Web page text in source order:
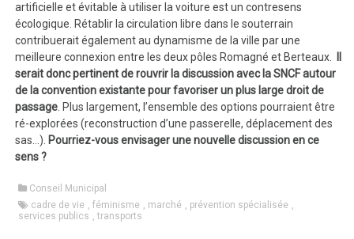
artificielle et évitable à utiliser la voiture est un contresens
écologique. Rétablir la circulation libre dans le souterrain
contribuerait également au dynamisme de la ville par une
meilleure connexion entre les deux pôles Romagné et Berteaux.
serait donc pertinent de rouvrir la discussion avec la SNCF autour
de la convention existante pour favoriser un plus large droit de
passage . Plus largement, l’ensemble des options pourraient être
ré-explorées (reconstruction d’une passerelle, déplacement des
sas…). Pourriez-vous envisager une nouvelle discussion en ce
sens ?
Conseil Municipal
cadre de vie ,féminisme , marché , prévention spécialisée ,
services publics ,transports